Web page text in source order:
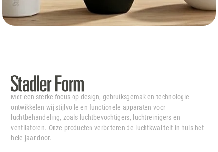
Met een sterke focus op design, gebruiksgemak en technologie
ontwikkelen wij stijlvolle en functionele apparaten voor
luchtbehandeling, zoals luchtbevochtigers, luchtreinigers en
ventilatoren. Onze producten verbeteren de luchtkwaliteit in huis het
hele jaar door.